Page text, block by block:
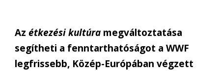
Az étkezési kultúra megváltoztatása
segítheti a fenntarthatóságot a WWF
legfrissebb, Közép-Európában végzett